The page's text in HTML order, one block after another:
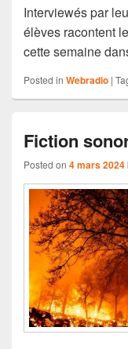
Interviewés par
élèves racontent
cette semaine
Posted in Webradio |
Fiction
Posted on 4 mars 2024